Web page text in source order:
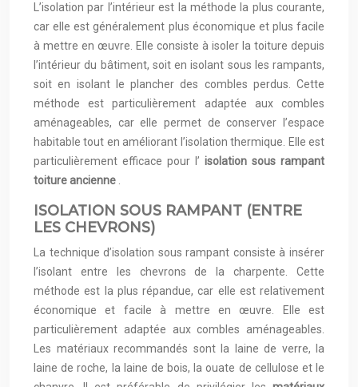
L’isolation par l’intérieur est la méthode la plus courante,
car elle est généralement plus économique et plus facile
à mettre en œuvre. Elle consiste à isoler la toiture depuis
l’intérieur du bâtiment, soit en isolant sous les rampants,
soit en isolant le plancher des combles perdus. Cette
méthode est particulièrement adaptée aux combles
aménageables, car elle permet de conserver l’espace
habitable tout en améliorant l’isolation thermique. Elle est
particulièrement efficace pour l’ isolation sous rampant
toiture ancienne
ISOLATION SOUS RAMPANT (ENTRE
LES CHEVRONS)
La technique d’isolation sous rampant consiste à insérer
l’isolant entre les chevrons de la charpente. Cette
méthode est la plus répandue, car elle est relativement
économique et facile à mettre en œuvre. Elle est
particulièrement adaptée aux combles aménageables.
Les matériaux recommandés sont la laine de verre, la
laine de roche, la laine de bois, la ouate de cellulose et le